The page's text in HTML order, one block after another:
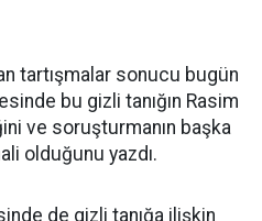
tartışmalar sonucu bugün
bu gizli tanığın Rasim
ve soruşturmanın başka
olduğunu yazdı.
de gizli tanığa ilişkin